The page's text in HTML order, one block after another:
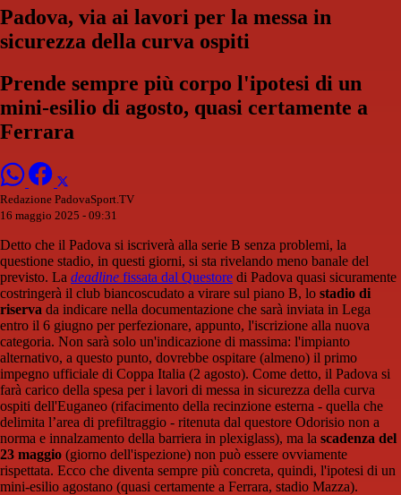
Padova, via ai lavori per la messa in
sicurezza della curva ospiti
Prende sempre più corpo l'ipotesi di un
mini-esilio di agosto, quasi certamente a
Ferrara
Redazione PadovaSport.TV
16 maggio 2025 - 09:31
Detto che il Padova si iscriverà alla serie B senza problemi, la
questione stadio, in questi giorni, si sta rivelando meno banale del
previsto. La deadline fissata dal Questore di Padova quasi sicuramente
costringerà il club biancoscudato a virare sul piano B, lo stadio di
riserva da indicare nella documentazione che sarà inviata in Lega
entro il 6 giugno per perfezionare, appunto, l'iscrizione alla nuova
categoria. Non sarà solo un'indicazione di massima: l'impianto
alternativo, a questo punto, dovrebbe ospitare (almeno) il primo
impegno ufficiale di Coppa Italia (2 agosto). Come detto, il Padova si
farà carico della spesa per i lavori di messa in sicurezza della curva
ospiti dell'Euganeo (rifacimento della recinzione esterna - quella che
delimita l’area di prefiltraggio - ritenuta dal questore Odorisio non a
norma e innalzamento della barriera in plexiglass), ma la scadenza del
23 maggio (giorno dell'ispezione) non può essere ovviamente
rispettata. Ecco che diventa sempre più concreta, quindi, l'ipotesi di un
mini-esilio agostano (quasi certamente a Ferrara, stadio Mazza).